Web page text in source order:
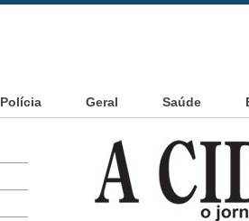
Polícia Geral Saúde